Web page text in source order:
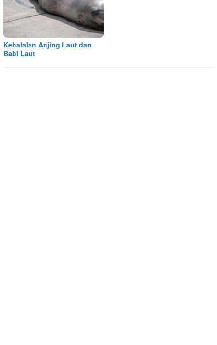
Kehalalan Anjing Laut dan
Babi Laut